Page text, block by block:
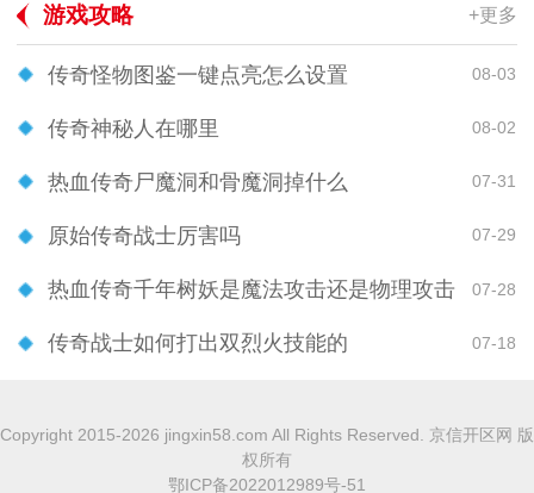
游戏攻略 +更多
传奇怪物图鉴一键点亮怎么设置 08-03
传奇神秘人在哪里 08-02
热血传奇尸魔洞和骨魔洞掉什么 07-31
原始传奇战士厉害吗 07-29
热血传奇千年树妖是魔法攻击还是物理攻击 07-28
传奇战士如何打出双烈火技能的 07-18
Copyright 2015-2026 jingxin58.com All Rights Reserved. 京信开区网 版
权所有
鄂ICP备2022012989号-51